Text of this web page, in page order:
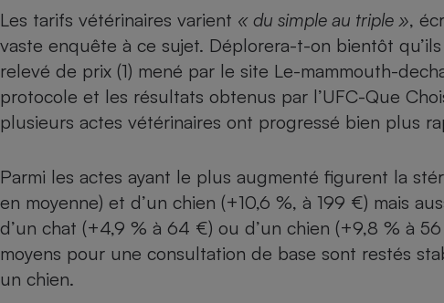
Les tarifs vétérinaires varient « du simple au triple »,
vaste enquête à ce sujet. Déplorera-t-on bientôt
relevé de prix (1) mené par le site Le-mammouth-
protocole et les résultats obtenus par l’UFC-Que
plusieurs actes vétérinaires ont progressé bien plus
Parmi les actes ayant le plus augmenté figurent la
en moyenne) et d’un chien (+10,6 %, à 199 €) mais
d’un chat (+4,9 % à 64 €) ou d’un chien (+9,8 % à
moyens pour une consultation de base sont restés
un chien.
Supermarché - Drive
Mutuelle
Comparateur auto
Comparatif climatiseur
Comparatif aspirateur balai
Comparatif aspirateur
Comparatif cafetière
Comparatif robot cuiseur
Gros électroménager
Petit électroménager -
Comparatif ordinateur
Comparatif ultrabook
Comparatif tablette tactile
Informatique
Internet
Téléphonie
Aménagement
Bricolage - Jardinage
Chauffage
Sécurité domestique
Hygiène - Beauté
Maladie - Médecine -
Système de santé -
Retraite
Tous les comparateurs
Toutes les cartes interactives
Speedtest - Testez le débit de votre